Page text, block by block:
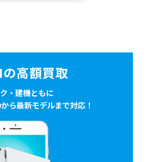
高額買取
・建機ともに
ら最新モデルまで対応！